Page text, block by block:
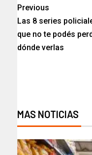
Previous
Las 8 series
que no te podés
dónde verlas
MAS NOTICIAS